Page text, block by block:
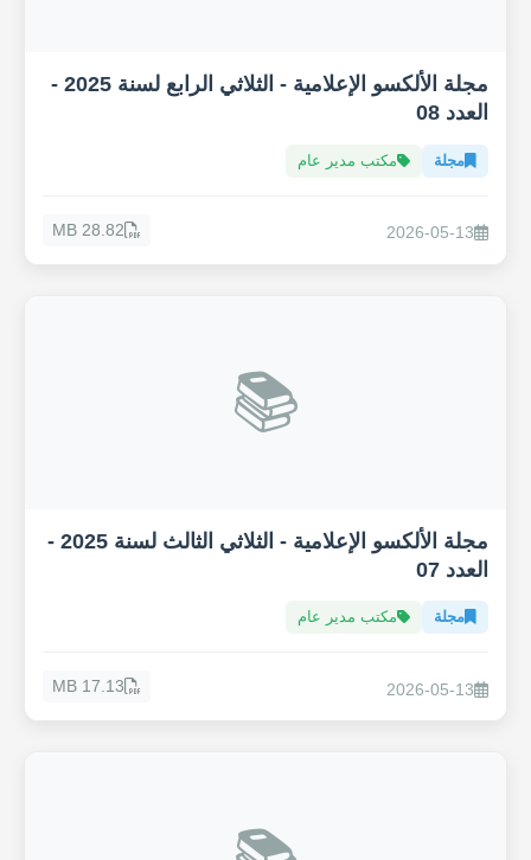
مجلة الألكسو الإعلامية - الثلاثي الرابع لسنة 2025 -
العدد 08
مجلة مكتب مدير عام
2026-05-13
28.82 MB
📚
مجلة الألكسو الإعلامية - الثلاثي الثالث لسنة 2025 -
العدد 07
مجلة مكتب مدير عام
2026-05-13
17.13 MB